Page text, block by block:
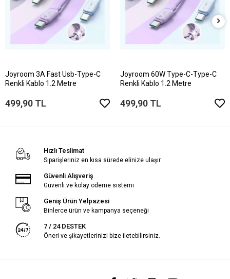
Joyroom 3A Fast Usb-Type-C
Renkli Kablo 1.2 Metre
499,90 TL
Joyroom 60W Type-C-Type-C
Renkli Kablo 1.2 Metre
499,90 TL
Hızlı Teslimat
Siparişleriniz en kısa sürede elinize ulaşır.
Güvenli Alışveriş
Güvenli ve kolay ödeme sistemi
Geniş Ürün Yelpazesi
Binlerce ürün ve kampanya seçeneği
7 / 24 DESTEK
Öneri ve şikayetlerinizi bize iletebilirsiniz.